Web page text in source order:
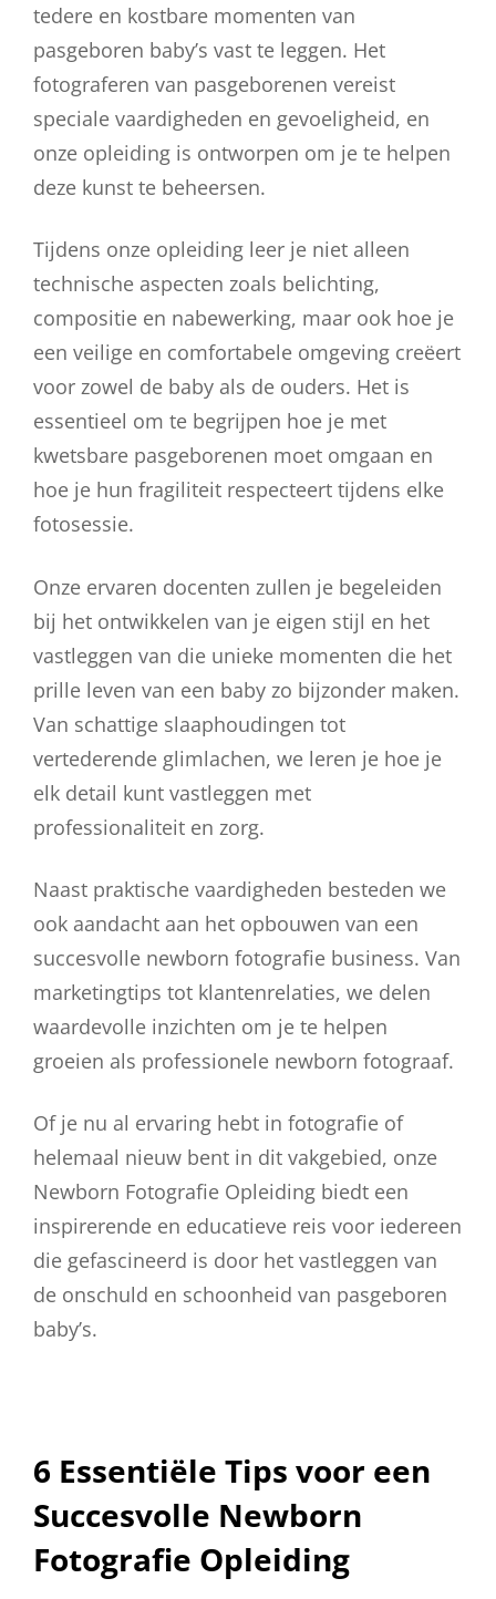
tedere en kostbare momenten van
pasgeboren baby’s vast te leggen. Het
fotograferen van pasgeborenen vereist
speciale vaardigheden en gevoeligheid, en
onze opleiding is ontworpen om je te helpen
deze kunst te beheersen.
Tijdens onze opleiding leer je niet alleen
technische aspecten zoals belichting,
compositie en nabewerking, maar ook hoe je
een veilige en comfortabele omgeving creëert
voor zowel de baby als de ouders. Het is
essentieel om te begrijpen hoe je met
kwetsbare pasgeborenen moet omgaan en
hoe je hun fragiliteit respecteert tijdens elke
fotosessie.
Onze ervaren docenten zullen je begeleiden
bij het ontwikkelen van je eigen stijl en het
vastleggen van die unieke momenten die het
prille leven van een baby zo bijzonder maken.
Van schattige slaaphoudingen tot
vertederende glimlachen, we leren je hoe je
elk detail kunt vastleggen met
professionaliteit en zorg.
Naast praktische vaardigheden besteden we
ook aandacht aan het opbouwen van een
succesvolle newborn fotografie business. Van
marketingtips tot klantenrelaties, we delen
waardevolle inzichten om je te helpen
groeien als professionele newborn fotograaf.
Of je nu al ervaring hebt in fotografie of
helemaal nieuw bent in dit vakgebied, onze
Newborn Fotografie Opleiding biedt een
inspirerende en educatieve reis voor iedereen
die gefascineerd is door het vastleggen van
de onschuld en schoonheid van pasgeboren
baby’s.
6 Essentiële Tips voor een
Succesvolle Newborn
Fotografie Opleiding